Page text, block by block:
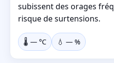
subissent des orages
risque de surtensions.
🌡️ — °C 💧 — %